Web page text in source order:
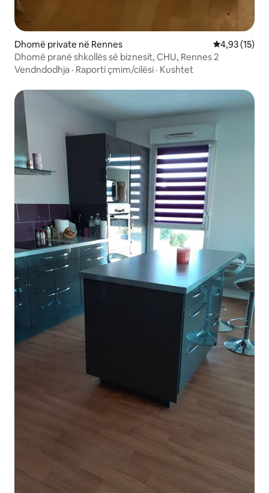
Dhomë private në Rennes Vlerësimi
4,93 (15)
Dhomë pranë shkollës së biznesit, CHU, Rennes 2
Vendndodhja · Raporti çmim/cilësi · Kushtet